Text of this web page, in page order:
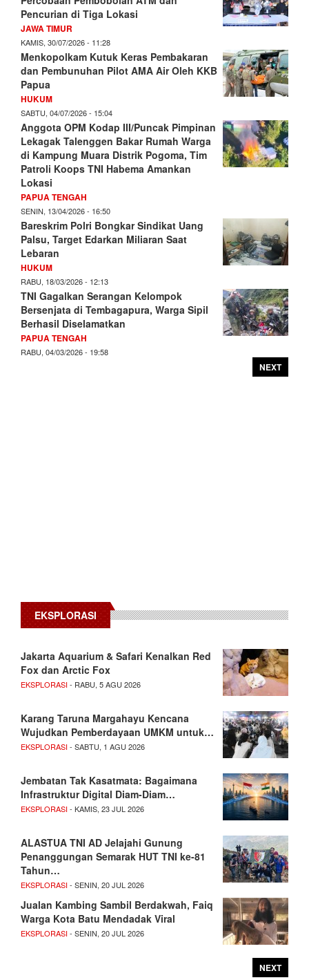
Pencurian di Tiga Lokasi
JAWA TIMUR
KAMIS, 30/07/2026 - 11:28
Menkopolkam Kutuk Keras Pembakaran
dan Pembunuhan Pilot AMA Air Oleh KKB
Papua
HUKUM
SABTU, 04/07/2026 - 15:04
Anggota OPM Kodap III/Puncak Pimpinan
Lekagak Talenggen Bakar Rumah Warga
di Kampung Muara Distrik Pogoma, Tim
Patroli Koops TNI Habema Amankan
Lokasi
PAPUA TENGAH
SENIN, 13/04/2026 - 16:50
Bareskrim Polri Bongkar Sindikat Uang
Palsu, Target Edarkan Miliaran Saat
Lebaran
HUKUM
RABU, 18/03/2026 - 12:13
TNI Gagalkan Serangan Kelompok
Bersenjata di Tembagapura, Warga Sipil
Berhasil Diselamatkan
PAPUA TENGAH
RABU, 04/03/2026 - 19:58
NEXT
EKSPLORASI
Jakarta Aquarium & Safari Kenalkan Red
Fox dan Arctic Fox
EKSPLORASI- RABU, 5 AGU 2026
Karang Taruna Margahayu Kencana
Wujudkan Pemberdayaan UMKM untuk…
EKSPLORASI- SABTU, 1 AGU 2026
Jembatan Tak Kasatmata: Bagaimana
Infrastruktur Digital Diam-Diam…
EKSPLORASI- KAMIS, 23 JUL 2026
ALASTUA TNI AD Jelajahi Gunung
Penanggungan Semarak HUT TNI ke-81
Tahun…
EKSPLORASI- SENIN, 20 JUL 2026
Jualan Kambing Sambil Berdakwah, Faiq
Warga Kota Batu Mendadak Viral
EKSPLORASI- SENIN, 20 JUL 2026
NEXT